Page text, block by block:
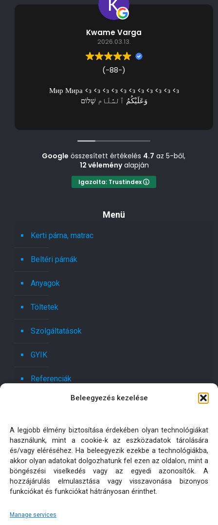
Beleegyezés kezelése
A legjobb élmény biztosítása érdekében olyan technológiákat
használunk, mint a cookie-k az eszközadatok tárolására
és/vagy eléréséhez. Ha beleegyezik ezekbe a technológiákba,
akkor olyan adatokat dolgozhatunk fel ezen az oldalon, mint a
böngészési viselkedés vagy az egyedi azonosítók. A
hozzájárulás elmulasztása vagy visszavonása bizonyos
funkciókat és funkciókat hátrányosan érinthet.
Manage services
Kwame Varga
2026.03.13.
(-88-)
Мир Мира <з <з <з <з <з <з <з <з <з <з <з
وَعَلَيْكُمُ ٱلسَّلَام שָׁלוֹם
Google összesített értékelés 4.7 az 5-ből,
12 véleményalapján
Igazolta: Trustindex
Menü
Kerti párna, matrac
Beltéri párnák
Anyagok
Töltetek
Szolgáltatások
GYIK
Referenciák
Ajánlatot kérek!
Oldaltérkép
Adatkezelési tájékoztatók